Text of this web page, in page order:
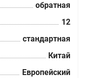
обратная
12
стандартная
Китай
Европейский